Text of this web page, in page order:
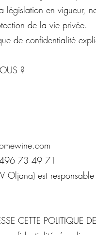
législation en vigueur,
de la vie privée.
de confidentialité
?
73 49 71
Oljana) est
CETTE POLITIQUE